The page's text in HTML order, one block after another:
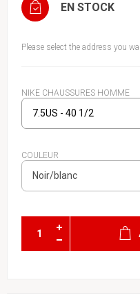
EN STOCK
Please select the address you
NIKE CHAUSSURES HOMME
COULEUR